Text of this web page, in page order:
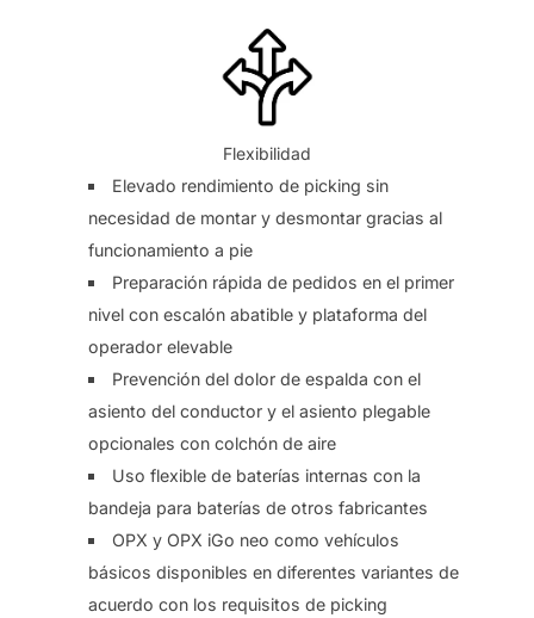
Flexibilidad
Elevado rendimiento de picking sin
necesidad de montar y desmontar gracias al
funcionamiento a pie
Preparación rápida de pedidos en el primer
nivel con escalón abatible y plataforma del
operador elevable
Prevención del dolor de espalda con el
asiento del conductor y el asiento plegable
opcionales con colchón de aire
Uso flexible de baterías internas con la
bandeja para baterías de otros fabricantes
OPX y OPX iGo neo como vehículos
básicos disponibles en diferentes variantes de
acuerdo con los requisitos de picking